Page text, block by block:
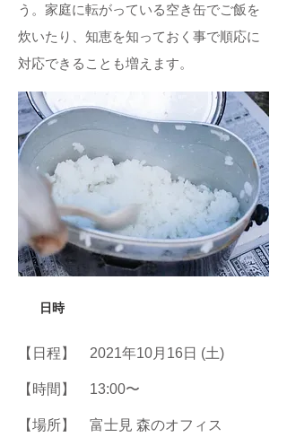
う。家庭に転がっている空き缶でご飯を
炊いたり、知恵を知っておく事で順応に
対応できることも増えます。
日時
【日程】 2021年10月16日 (土)
【時間】 13:00〜
【場所】 富士見 森のオフィス